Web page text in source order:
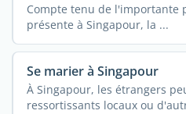
Compte tenu de l'importante
présente à Singapour, la ...
Se marier à Singapour
À Singapour, les étrangers
ressortissants locaux ou